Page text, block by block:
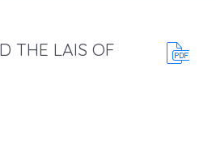
THE LAIS OF